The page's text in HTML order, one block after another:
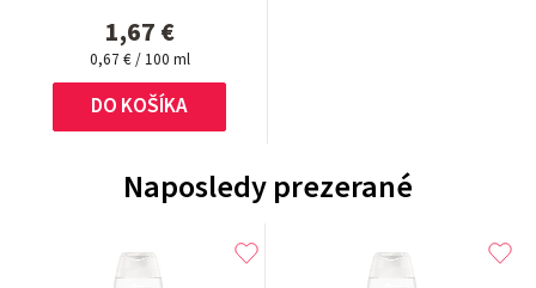
1,67 €
Jednotková
cena:
0,67 € / 100 ml
DO KOŠÍKA
Naposledy prezerané